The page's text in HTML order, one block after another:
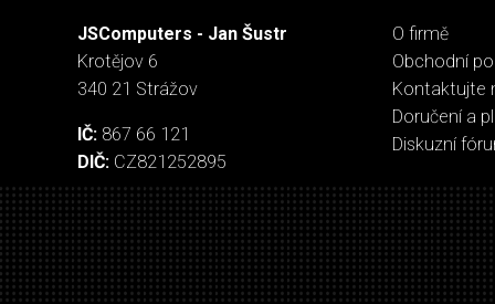
JSComputers - Jan Šustr
Krotějov 6
340 21 Strážov
IČ: 867 66 121
DIČ: CZ821252895
O firmě
Obchodní
Kontaktujte
Doručení a
Diskuzní